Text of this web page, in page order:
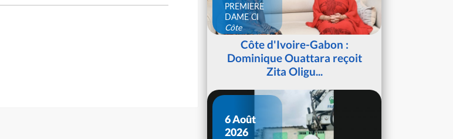
PREMIERE
DAME CI
Côte
d'IvoireCôte d'Ivoire-Gabon :
Dominique Ouattara reçoit
Zita Oligu...
6 Août
2026